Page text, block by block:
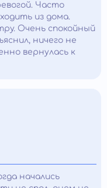
Часто
из дома.
Очень спокойный
ничего не
вернулась к
начались